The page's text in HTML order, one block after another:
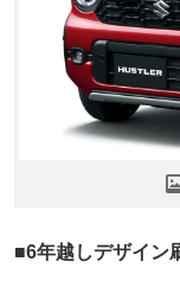
■6年越しデザイン